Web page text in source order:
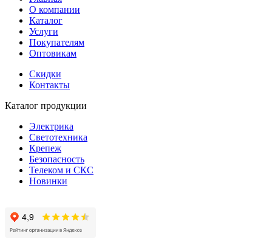
О компании
Каталог
Услуги
Покупателям
Оптовикам
Скидки
Контакты
Каталог продукции
Электрика
Светотехника
Крепеж
Безопасность
Телеком и СКС
Новинки